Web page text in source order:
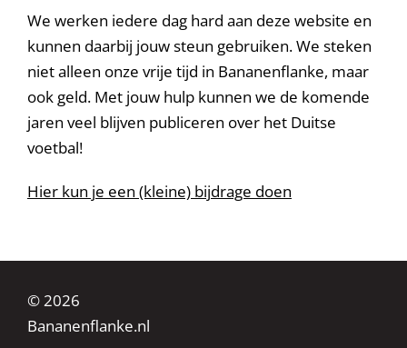
We werken iedere dag hard aan deze website en
kunnen daarbij jouw steun gebruiken. We steken
niet alleen onze vrije tijd in Bananenflanke, maar
ook geld. Met jouw hulp kunnen we de komende
jaren veel blijven publiceren over het Duitse
voetbal!
Hier kun je een (kleine) bijdrage doen
© 2026
Bananenflanke.nl